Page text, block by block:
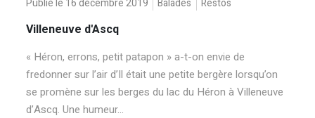
Publié le 16 décembre 2019 Balades Restos
Villeneuve d'Ascq
« Héron, errons, petit patapon » a-t-on envie de
fredonner sur l’air d’Il était une petite bergère lorsqu’on
se promène sur les berges du lac du Héron à Villeneuve
d’Ascq. Une humeur...